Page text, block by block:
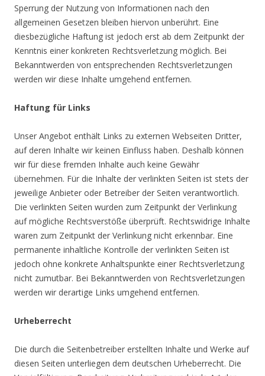
Sperrung der Nutzung von Informationen nach den
allgemeinen Gesetzen bleiben hiervon unberührt. Eine
diesbezügliche Haftung ist jedoch erst ab dem Zeitpunkt der
Kenntnis einer konkreten Rechtsverletzung möglich. Bei
Bekanntwerden von entsprechenden Rechtsverletzungen
werden wir diese Inhalte umgehend entfernen.
Haftung für Links
Unser Angebot enthält Links zu externen Webseiten Dritter,
auf deren Inhalte wir keinen Einfluss haben. Deshalb können
wir für diese fremden Inhalte auch keine Gewähr
übernehmen. Für die Inhalte der verlinkten Seiten ist stets der
jeweilige Anbieter oder Betreiber der Seiten verantwortlich.
Die verlinkten Seiten wurden zum Zeitpunkt der Verlinkung
auf mögliche Rechtsverstöße überprüft. Rechtswidrige Inhalte
waren zum Zeitpunkt der Verlinkung nicht erkennbar. Eine
permanente inhaltliche Kontrolle der verlinkten Seiten ist
jedoch ohne konkrete Anhaltspunkte einer Rechtsverletzung
nicht zumutbar. Bei Bekanntwerden von Rechtsverletzungen
werden wir derartige Links umgehend entfernen.
Urheberrecht
Die durch die Seitenbetreiber erstellten Inhalte und Werke auf
diesen Seiten unterliegen dem deutschen Urheberrecht. Die